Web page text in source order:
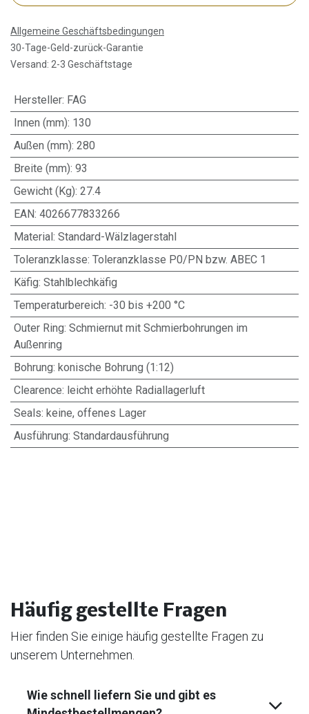
Allgemeine Geschäftsbedingungen
30-Tage-Geld-zurück-Garantie
Versand: 2-3 Geschäftstage
Hersteller: FAG
Innen (mm): 130
Außen (mm): 280
Breite (mm): 93
Gewicht (Kg): 27.4
EAN: 4026677833266
Material: Standard-Wälzlagerstahl
Toleranzklasse: Toleranzklasse P0/PN bzw. ABEC 1
Käfig: Stahlblechkäfig
Temperaturbereich: -30 bis +200 °C
Outer Ring: Schmiernut mit Schmierbohrungen im
Außenring
Bohrung: konische Bohrung (1:12)
Clearence: leicht erhöhte Radiallagerluft
Seals: keine, offenes Lager
Ausführung: Standardausführung
Häufig gestellte Fragen
Hier finden Sie einige häufig gestellte Fragen zu
unserem Unternehmen.
Wie schnell liefern Sie und gibt es